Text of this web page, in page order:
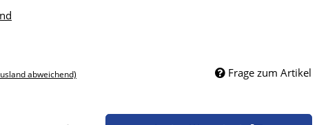
abweichend) Frage zum Artikel